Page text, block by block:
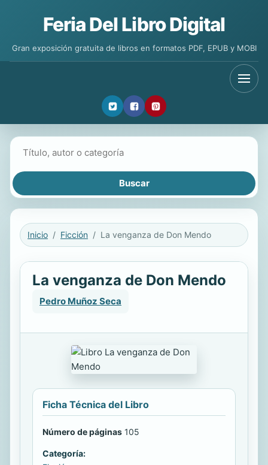
Feria Del Libro Digital
Gran exposición gratuita de libros en formatos PDF, EPUB y MOBI
Inicio Ficción La venganza de Don Mendo
La venganza de Don Mendo
Pedro Muñoz Seca
Ficha Técnica del Libro
Número de páginas 105
Categoría: